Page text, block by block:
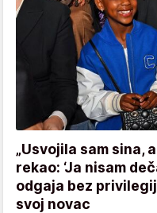
„Usvojila sam sina,
rekao: ‘Ja nisam
odgaja bez
svoj novac